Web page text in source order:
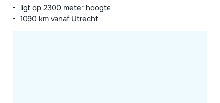
's middags - Beginner (0 weken)
ligt op 2300 meter hoogte
1090 km vanaf Utrecht